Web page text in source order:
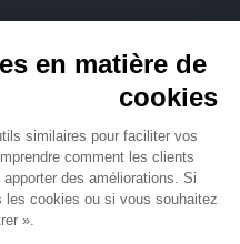
en matière de
cookies
similaires pour faciliter vos
comment les clients
des améliorations. Si
cookies ou si vous souhaitez
».